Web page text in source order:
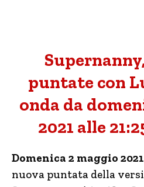
puntate con
onda da
2021 alle
Domenica 2 maggio 2021
nuova puntata della